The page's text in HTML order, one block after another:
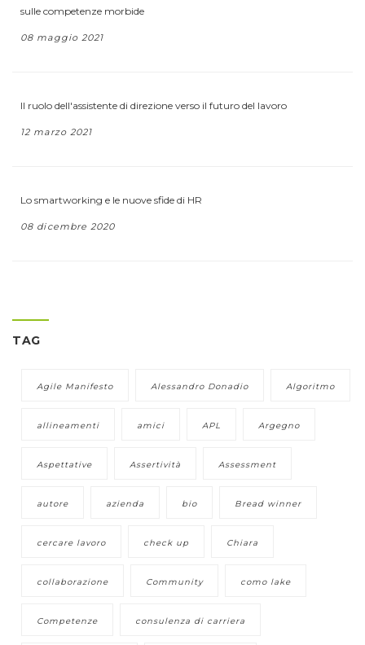
sulle competenze morbide
08 maggio 2021
Il ruolo dell'assistente di direzione verso il futuro del lavoro
12 marzo 2021
Lo smartworking e le nuove sfide di HR
08 dicembre 2020
TAG
Agile Manifesto Alessandro Donadio Algoritmo
allineamenti amici APL Argegno
Aspettative Assertività Assessment
autore azienda bio Bread winner
cercare lavoro check up Chiara
collaborazione Community como lake
Competenze consulenza di carriera